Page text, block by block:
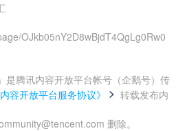
OJkb05nY2D8wBjdT4QgLg0Rw0
是腾讯内容开放平台帐号（企鹅号）传
内容开放平台服务协议》
转载发布内
删除。